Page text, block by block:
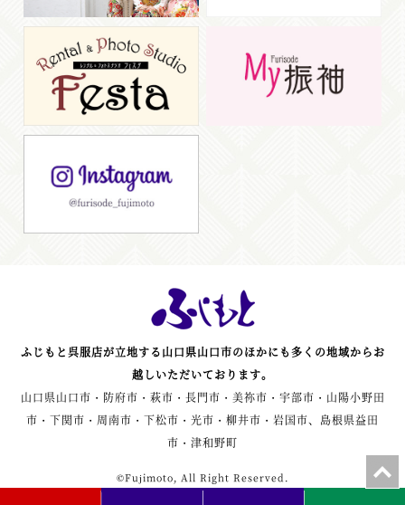
ふじもと呉服店が立地する山口県山口市のほかにも多くの地域からお
越しいただいております。
山口県山口市・防府市・萩市・長門市・美祢市・宇部市・山陽小野田
市・下関市・周南市・下松市・光市・柳井市・岩国市、島根県益田
市・津和野町
©Fujimoto, All Right Reserved.